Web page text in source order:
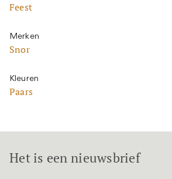
Feest
Merken
Snor
Kleuren
Paars
Het is een nieuwsbrief